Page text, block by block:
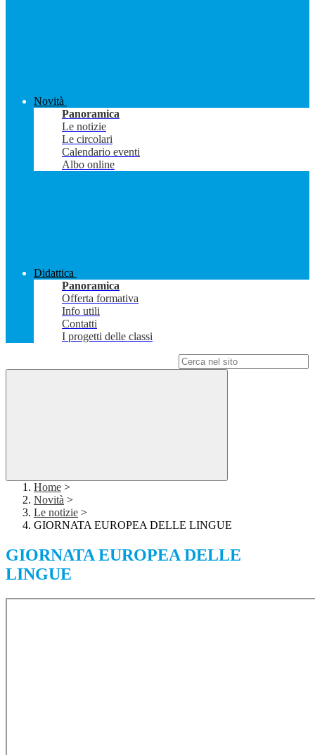
Novità
Panoramica
Le notizie
Le circolari
Calendario eventi
Albo online
Didattica
Panoramica
Offerta formativa
Info utili
Contatti
I progetti delle classi
Home >
Novità >
Le notizie >
GIORNATA EUROPEA DELLE LINGUE
GIORNATA EUROPEA DELLE
LINGUE